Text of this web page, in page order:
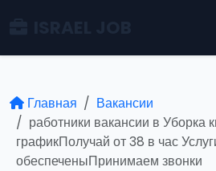
Главная
Вакансии
работники вакансии в Уборка
графикПолучай от 38 в час
обеспеченыПринимаем звонки